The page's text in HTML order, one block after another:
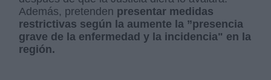
Además, pretenden presentar medidas
restrictivas según la aumente la ”presencia
grave de la enfermedad y la incidencia" en la
región.